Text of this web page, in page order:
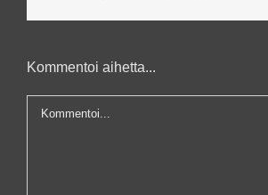
Kommentoi aihetta...